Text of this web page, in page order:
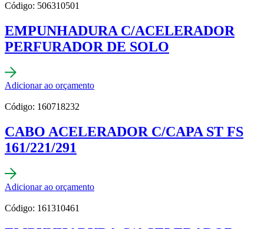
Código: 506310501
EMPUNHADURA C/ACELERADOR
PERFURADOR DE SOLO
Adicionar ao orçamento
Código: 160718232
CABO ACELERADOR C/CAPA ST FS
161/221/291
Adicionar ao orçamento
Código: 161310461